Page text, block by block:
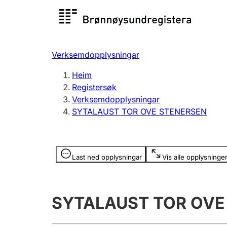
Registersøk
Registrere, endre, slette
Verksemdopplysningar
Heim
Registersøk
Verksemdopplysningar
SYTALAUST TOR OVE STENERSEN
Last ned opplysningar Vis alle opplysninger
Opplysninger er skjult
SYTALAUST TOR